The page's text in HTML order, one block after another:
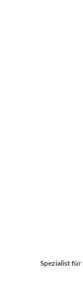
Spezialist für